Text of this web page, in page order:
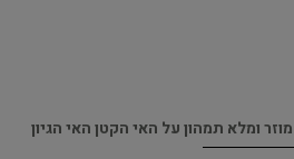
ומלא תמהון על האי הקטן האי הגיון